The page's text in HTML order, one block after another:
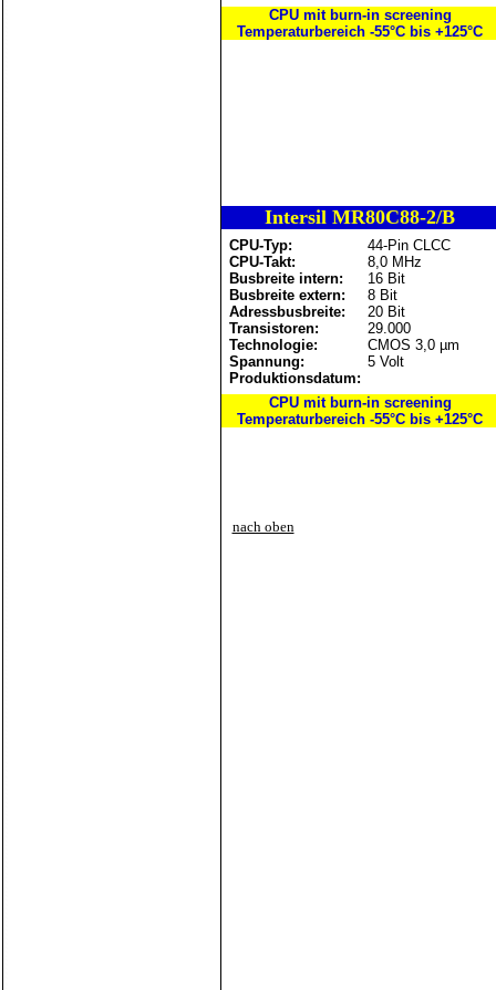
CPU mit burn-in screening
Temperaturbereich -55°C bis +125°C
Intersil MR80C88-2/B
CPU-Typ:
CPU-Takt:
Busbreite intern:
Busbreite extern:
Adressbusbreite:
Transistoren:
Technologie:
Spannung:
Produktionsdatum:
44-Pin CLCC
8,0 MHz
16 Bit
8 Bit
20 Bit
29.000
CMOS 3,0 µm
5 Volt
CPU mit burn-in screening
Temperaturbereich -55°C bis +125°C
nach oben